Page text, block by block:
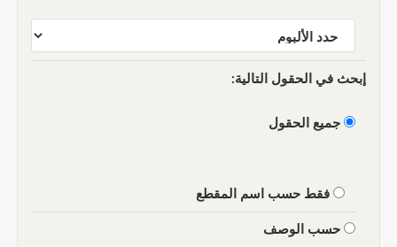
إبحث في الحقول التالية:
جميع الحقول
فقط حسب اسم المقطع
حسب الوصف